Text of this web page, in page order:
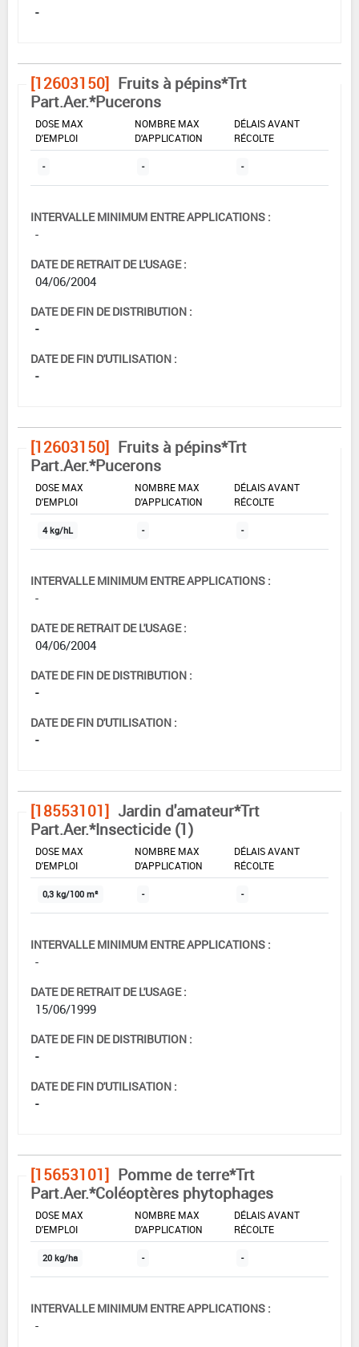
-
[12603150] Fruits à pépins*Trt
Part.Aer.*Pucerons
DOSE MAX
D'EMPLOI
NOMBRE MAX
D'APPLICATION
DÉLAIS AVANT
RÉCOLTE
- - -
INTERVALLE MINIMUM ENTRE APPLICATIONS :
-
DATE DE RETRAIT DE L'USAGE :
04/06/2004
DATE DE FIN DE DISTRIBUTION :
-
DATE DE FIN D'UTILISATION :
-
[12603150] Fruits à pépins*Trt
Part.Aer.*Pucerons
DOSE MAX
D'EMPLOI
NOMBRE MAX
D'APPLICATION
DÉLAIS AVANT
RÉCOLTE
4 kg/hL - -
INTERVALLE MINIMUM ENTRE APPLICATIONS :
-
DATE DE RETRAIT DE L'USAGE :
04/06/2004
DATE DE FIN DE DISTRIBUTION :
-
DATE DE FIN D'UTILISATION :
-
[18553101] Jardin d'amateur*Trt
Part.Aer.*Insecticide (1)
DOSE MAX
D'EMPLOI
NOMBRE MAX
D'APPLICATION
DÉLAIS AVANT
RÉCOLTE
0,3 kg/100 m² - -
INTERVALLE MINIMUM ENTRE APPLICATIONS :
-
DATE DE RETRAIT DE L'USAGE :
15/06/1999
DATE DE FIN DE DISTRIBUTION :
-
DATE DE FIN D'UTILISATION :
-
[15653101] Pomme de terre*Trt
Part.Aer.*Coléoptères phytophages
DOSE MAX
D'EMPLOI
NOMBRE MAX
D'APPLICATION
DÉLAIS AVANT
RÉCOLTE
20 kg/ha - -
INTERVALLE MINIMUM ENTRE APPLICATIONS :
-